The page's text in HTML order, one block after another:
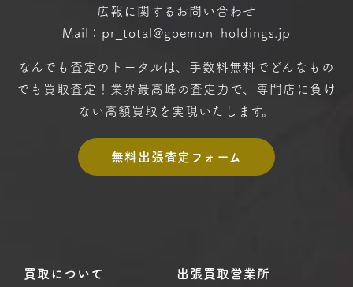
広報に関するお問い合わせ
Mail：pr_total@goemon-holdings.jp
なんでも査定のトータルは、手数料無料で どんなもの
でも買取査定！ 業界最高峰の査定力で、専門店に 負け
ない高額買取を実現いたします。
無料出張査定フォーム
買取について 出張買取営業所